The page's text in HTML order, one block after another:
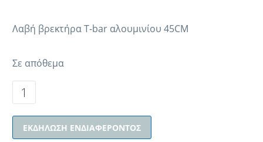
Λαβή βρεκτήρα T-bar αλουμινίου 45CM
Σε απόθεμα
ΕΚΔΉΛΩΣΗ ΕΝΔΙΑΦΈΡΟΝΤΟΣ